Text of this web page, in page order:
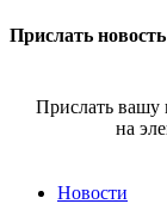
Прислать
Прислать вашу
на
Новости